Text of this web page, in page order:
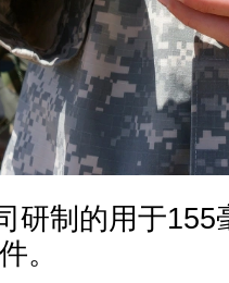
研制的用于155
。